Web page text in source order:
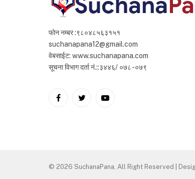
फोन नम्बर :९८०४८५६३१५१
suchanapana12@gmail.com
वेबसाईट: www.suchanapana.com
सूचना विभाग दर्ता नं.::३४४६/ ०७८ -०७९
FacebookTwitterYouTube
© 2026 SuchanaPana, All Right Reserved |